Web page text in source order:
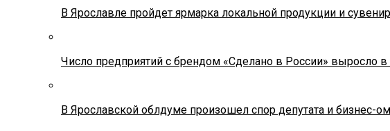
В Ярославле пройдет ярмарка локальной продукции и
Число предприятий с брендом «Сделано в России» выросло в
В Ярославской облдуме произошел спор депутата и бизнес-